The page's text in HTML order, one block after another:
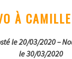
À
le 20/03/2020 –
le 30/03/2020